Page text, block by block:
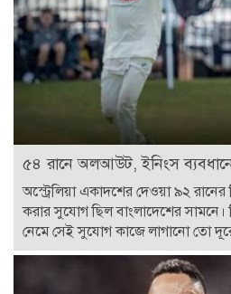
৫৪ রানে অলআউট, ইনিংস ব্যবধানে
অস্ট্রেলিয়া একাদশের দেওয়া ৯২
করার সুযোগ ছিল বাংলাদেশের সামনে।
নেমে সেই সুযোগ কাজে লাগানো তো